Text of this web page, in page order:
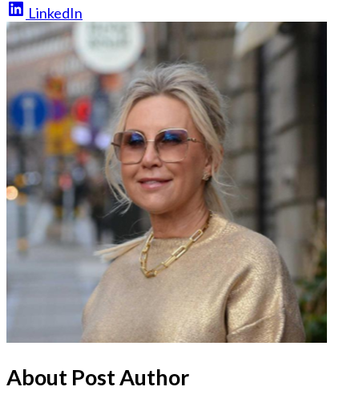
LinkedIn
About Post Author